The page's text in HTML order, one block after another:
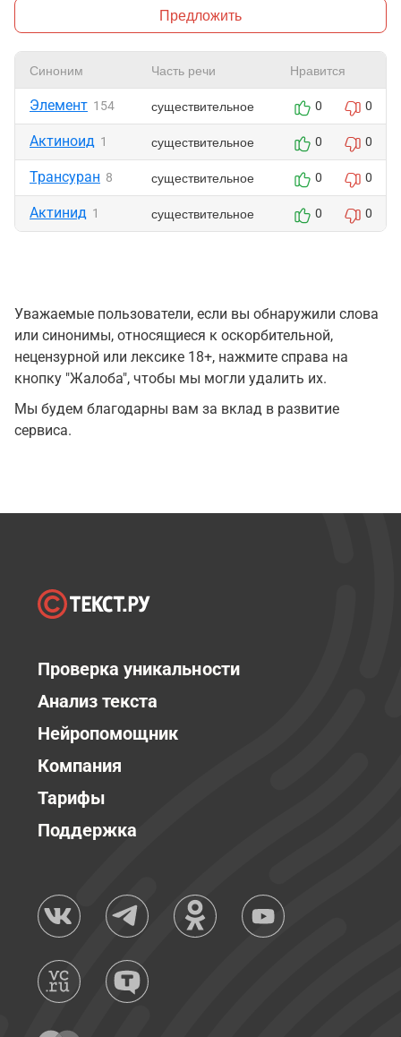
Предложить
Синоним Часть речи Нравится
Элемент 154 существительное 0 0
Актиноид 1 существительное 0 0
Трансуран 8 существительное 0 0
Актинид 1 существительное 0 0
Уважаемые пользователи, если вы обнаружили слова
или синонимы, относящиеся к оскорбительной,
нецензурной или лексике 18+, нажмите справа на
кнопку "Жалоба", чтобы мы могли удалить их.
Мы будем благодарны вам за вклад в развитие
сервиса.
Проверка уникальности
Анализ текста
Нейропомощник
Компания
Тарифы
Поддержка